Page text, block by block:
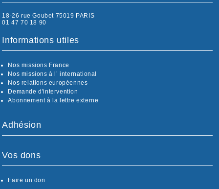
18-26 rue Goubet 75019 PARIS
01 47 70 18 90
Informations utiles
Nos missions France
Nos missions à l’ international
Nos relations européennes
Demande d'intervention
Abonnement à la lettre externe
Adhésion
Vos dons
Faire un don